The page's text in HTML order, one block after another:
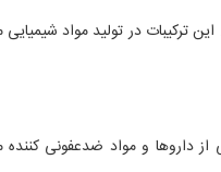
ترکیبات در تولید مواد شیمیایی
داروها و مواد ضدعفونی کننده